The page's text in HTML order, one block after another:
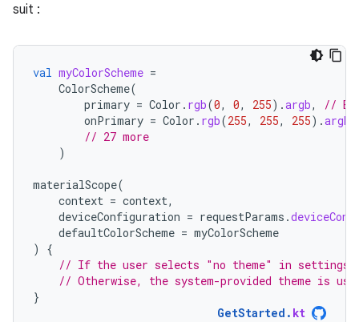
suit :
val myColorScheme =
ColorScheme(
primary = Color . rgb(0, 0, 255).argb,
//
onPrimary = Color . rgb(255, 255, 255).argb
// 27 more
)
materialScope(
context = context,
deviceConfiguration = requestParams .
defaultColorScheme = myColorScheme
)
{
// If the user selects "no theme" in settings,
// Otherwise, the system-provided theme is
}
GetStarted . kt